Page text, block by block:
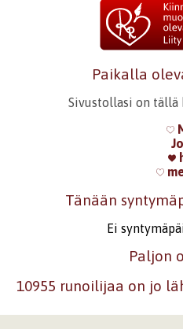
Paikalla
Sivustollasi on tällä
Tänään
Ei
Paljon
10955 runoilijaa on jo